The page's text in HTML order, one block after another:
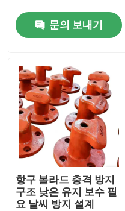
제품
비디오
우리 에 관한 것
공장 투어
문의 보내기
항구 볼라드 충격 방지
구조 낮은 유지 보수 필
요 날씨 방지 설계